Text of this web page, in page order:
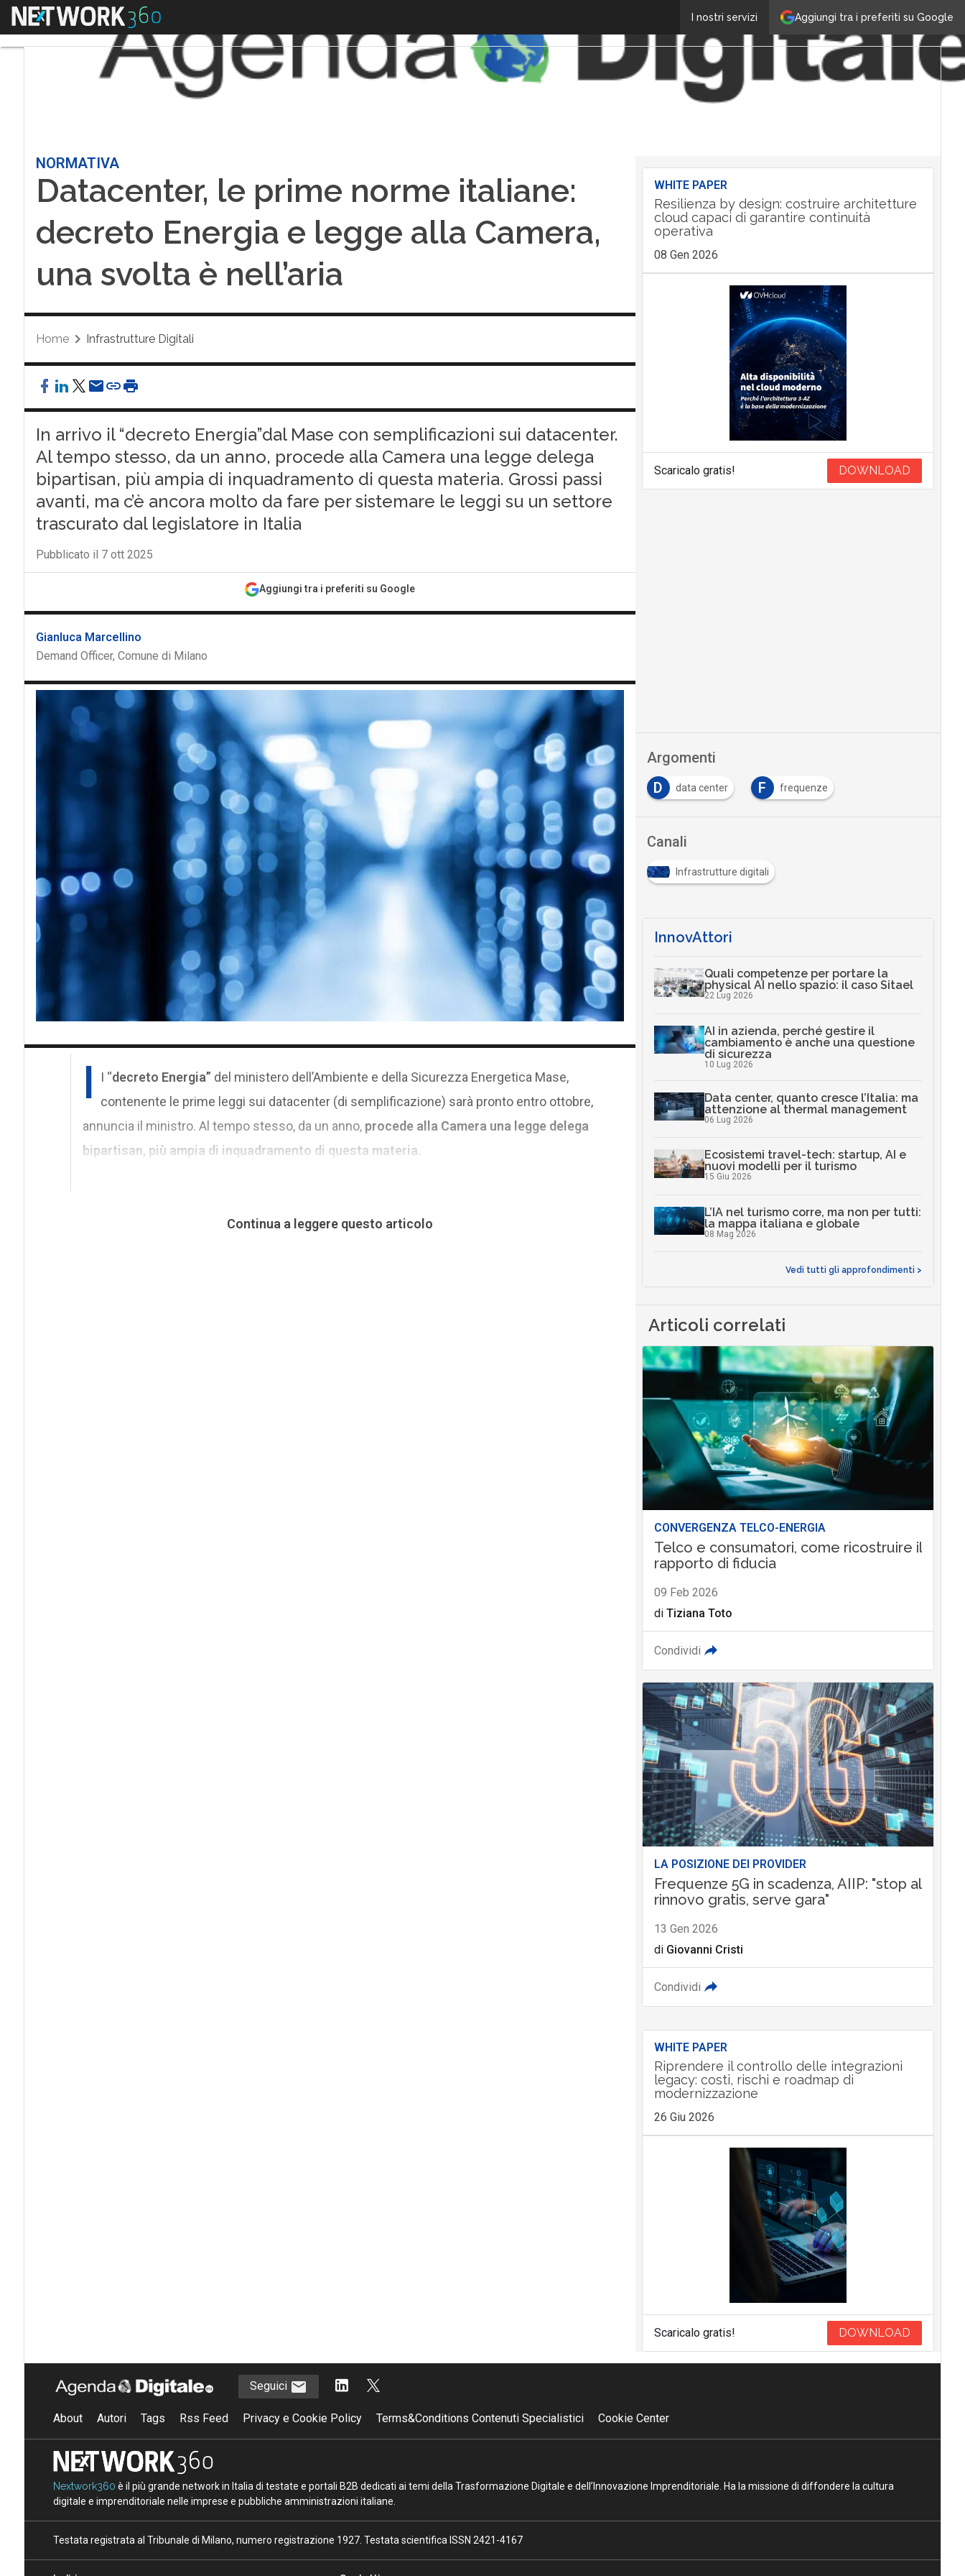
Aggiungi tra i preferiti su Google
I nostri servizi
Menu
NORMATIVA
Datacenter, le prime norme italiane:
decreto Energia e legge alla Camera,
una svolta è nell’aria
Home Infrastrutture Digitali
In arrivo il “decreto Energia”dal Mase con semplificazioni sui datacenter.
Al tempo stesso, da un anno, procede alla Camera una legge delega
bipartisan, più ampia di inquadramento di questa materia. Grossi passi
avanti, ma c’è ancora molto da fare per sistemare le leggi su un settore
trascurato dal legislatore in Italia
Pubblicato il 7 ott 2025
Aggiungi tra i preferiti su Google
Gianluca Marcellino
Demand Officer, Comune di Milano
I I “decreto Energia” del ministero dell’Ambiente e della Sicurezza Energetica Mase,
contenente le prime leggi sui datacenter (di semplificazione) sarà pronto entro ottobre,
annuncia il ministro. Al tempo stesso, da un anno, procede alla Camera una legge delega
bipartisan, più ampia di inquadramento di questa materia.
Continua a leggere questo articolo
WHITE PAPER
Resilienza by design: costruire architetture
cloud capaci di garantire continuità
operativa
08 Gen 2026
Scaricalo gratis! DOWNLOAD
Argomenti
D
data center F frequenze
Canali
Infrastrutture digitali
InnovAttori
Quali competenze per portare la
physical AI nello spazio: il caso Sitael
22 Lug 2026
AI in azienda, perché gestire il
cambiamento è anche una questione
di sicurezza
10 Lug 2026
Data center, quanto cresce l’Italia: ma
attenzione al thermal management
06 Lug 2026
Ecosistemi travel-tech: startup, AI e
nuovi modelli per il turismo
15 Giu 2026
L’IA nel turismo corre, ma non per tutti:
la mappa italiana e globale
08 Mag 2026
Vedi tutti gli approfondimenti >
Articoli correlati
CONVERGENZA TELCO-ENERGIA
Telco e consumatori, come ricostruire il
rapporto di fiducia
09 Feb 2026
di Tiziana Toto
Condividi
LA POSIZIONE DEI PROVIDER
Frequenze 5G in scadenza, AIIP: "stop al
rinnovo gratis, serve gara"
13 Gen 2026
di Giovanni Cristi
Condividi
WHITE PAPER
Riprendere il controllo delle integrazioni
legacy: costi, rischi e roadmap di
modernizzazione
26 Giu 2026
Scaricalo gratis! DOWNLOAD
Seguici
About Autori Tags Rss Feed Privacy e Cookie Policy Terms&Conditions Contenuti Specialistici Cookie Center
Nextwork360 è il più grande network in Italia di testate e portali B2B dedicati ai temi della Trasformazione Digitale e dell’Innovazione Imprenditoriale. Ha la missione di diffondere la cultura
digitale e imprenditoriale nelle imprese e pubbliche amministrazioni italiane.
Testata registrata al Tribunale di Milano, numero registrazione 1927. Testata scientifica ISSN 2421-4167